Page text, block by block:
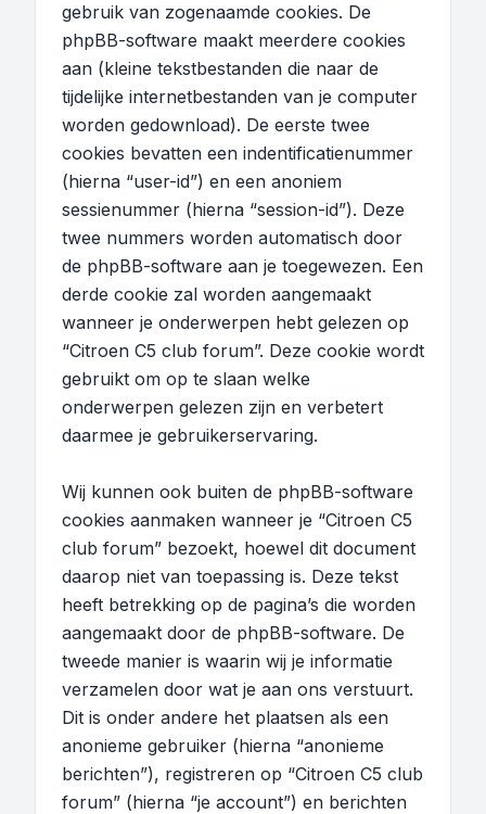
gebruik van zogenaamde cookies. De
phpBB-software maakt meerdere cookies
aan (kleine tekstbestanden die naar de
tijdelijke internetbestanden van je computer
worden gedownload). De eerste twee
cookies bevatten een indentificatienummer
(hierna “user-id”) en een anoniem
sessienummer (hierna “session-id”). Deze
twee nummers worden automatisch door
de phpBB-software aan je toegewezen. Een
derde cookie zal worden aangemaakt
wanneer je onderwerpen hebt gelezen op
“Citroen C5 club forum”. Deze cookie wordt
gebruikt om op te slaan welke
onderwerpen gelezen zijn en verbetert
daarmee je gebruikerservaring.
Wij kunnen ook buiten de phpBB-software
cookies aanmaken wanneer je “Citroen C5
club forum” bezoekt, hoewel dit document
daarop niet van toepassing is. Deze tekst
heeft betrekking op de pagina’s die worden
aangemaakt door de phpBB-software. De
tweede manier is waarin wij je informatie
verzamelen door wat je aan ons verstuurt.
Dit is onder andere het plaatsen als een
anonieme gebruiker (hierna “anonieme
berichten”), registreren op “Citroen C5 club
forum” (hierna “je account”) en berichten